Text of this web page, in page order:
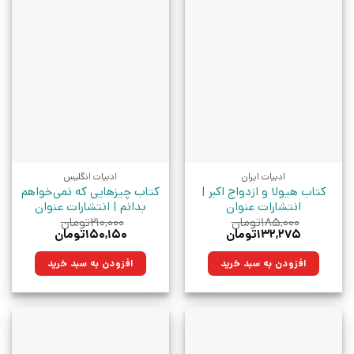
ادبیات ایران
کتاب هیولا و ازدواج اکبر |
انتشارات عنوان
۱۸۵,۰۰۰تومان
قیمت
۱۸۵,۰۰۰تومان
بود.
۱۳۲,۲۷۵تومان
۱۳۲,۲۷۵تومان.افزودن به سبد خرید
ادبیات انگلیس
کتاب چیزهایی که نمی‌خواهم
بدانم | انتشارات عنوان
۲۱۰,۰۰۰تومان
قیمت
۲۱۰,۰۰۰تومان
بود.
۱۵۰,۱۵۰تومان
۱۵۰,۱۵۰تومان.افزودن به سبد خرید